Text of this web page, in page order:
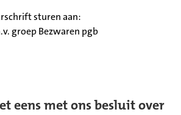
sturen aan:
groep Bezwaren pgb
in nieuw tabblad)
eens met ons besluit over